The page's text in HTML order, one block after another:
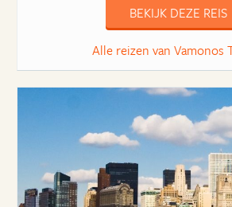
BEKIJK DEZE REIS
Alle reizen van Vamonos